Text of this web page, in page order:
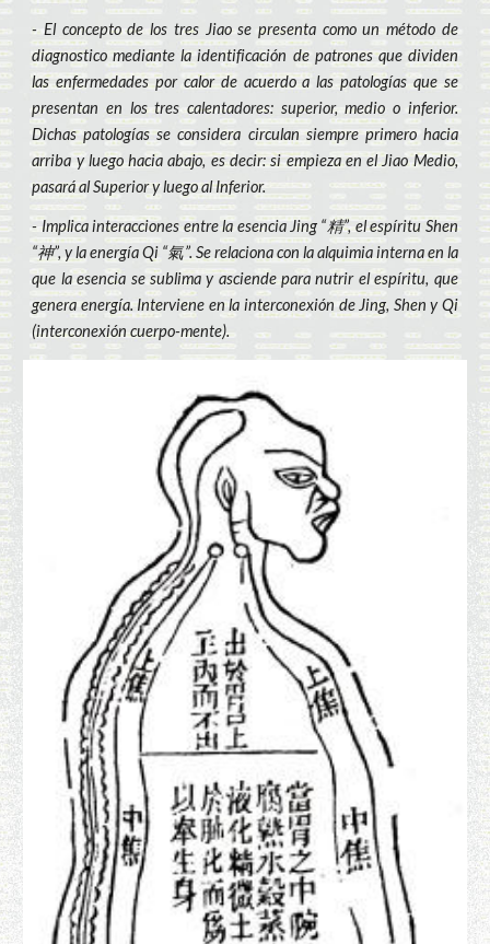
- El concepto de los tres Jiao se presenta como un método de
diagnostico mediante la identificación de patrones que dividen
las enfermedades por calor de acuerdo a las patologías que se
presentan en los tres calentadores: superior, medio o inferior.
Dichas patologías se considera circulan siempre primero hacia
arriba y luego hacia abajo, es decir: si empieza en el Jiao Medio,
pasará al Superior y luego al Inferior.
- Implica interacciones entre la esencia Jing “精”, el espíritu Shen
“神”, y la energía Qi “氣”. Se relaciona con la alquimia interna en la
que la esencia se sublima y asciende para nutrir el espíritu, que
genera energía. Interviene en la interconexión de Jing, Shen y Qi
(interconexión cuerpo-mente).